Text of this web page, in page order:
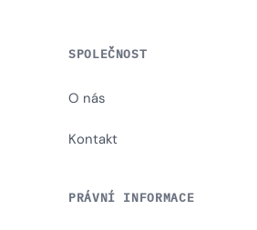
SPOLEČNOST
O nás
Kontakt
PRÁVNÍ INFORMACE